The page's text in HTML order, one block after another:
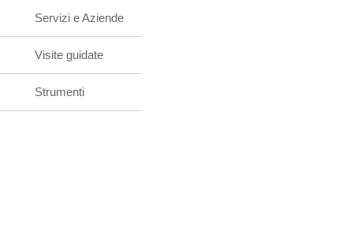
Servizi e Aziende
Visite guidate
Strumenti